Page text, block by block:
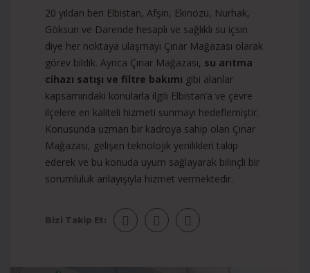
20 yıldan beri Elbistan, Afşin, Ekinözü, Nurhak,
Göksun ve Darende hesaplı ve sağlıklı su içsin
diye her noktaya ulaşmayı Çınar Mağazası olarak
görev bildik. Ayrıca Çınar Mağazası, su arıtma
cihazı satışı ve filtre bakımı gibi alanlar
kapsamındaki konularla ilgili Elbistan’a ve çevre
ilçelere en kaliteli hizmeti sunmayı hedeflemiştir.
Konusunda uzman bir kadroya sahip olan Çınar
Mağazası, gelişen teknolojik yenilikleri takip
ederek ve bu konuda uyum sağlayarak bilinçli bir
sorumluluk anlayışıyla hizmet vermektedir.
Bizi Takip Et: